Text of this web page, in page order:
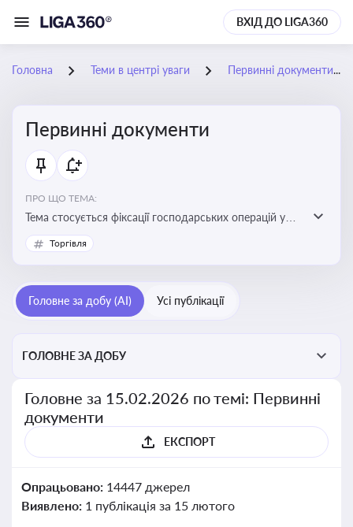
ВХІД ДО LIGA360
Головна Теми в центрі уваги Первинні документи
Первинні документи
ПРО ЩО ТЕМА:
Тема стосується фіксації господарських операцій у
бухгалтерському обліку та є основою для
податкового обліку
Торгівля
Головне за добу (AI) Усі публікації
ГОЛОВНЕ ЗА ДОБУ
Головне за 15.02.2026 по темі: Первинні
документи
ЕКСПОРТ
Опрацьовано: 14447 джерел
Виявлено: 1 публікація за 15 лютого